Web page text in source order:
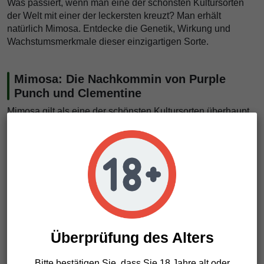
Was passiert, wenn man eine der schönsten Kultursorten
der Welt mit einer der leckersten kreuzt? Man erhält
natürlich Mimosa. Entdecke die Genetik, Wirkung und
Wachstumsmerkmale dieser einzigartigen Sorte.
Mimosa: Die Nachkommin von Purple
Punch und Clementine
Mimosa gilt als eine der schönsten Kultursorten überhaupt.
Buds dunkelviolette und -grüne Farbtöne auf. Ihr Aussehen
erbte die Sorte von ihren gleichermaßen atemberaubenden
Eltern Purple Punch und Clementine. Die Züchter kreuzten
diese Varietäten, um eine Sorte mit ausgewogenen
psychoaktiven Effekten und fruchtigen Aromen zu kreieren.
Mimosa liefert einen beeindruckenden THC-Wert von 22%
und einen bemerkenswerten CBG-Wert von 1%. In hohen
Überprüfung des Alters